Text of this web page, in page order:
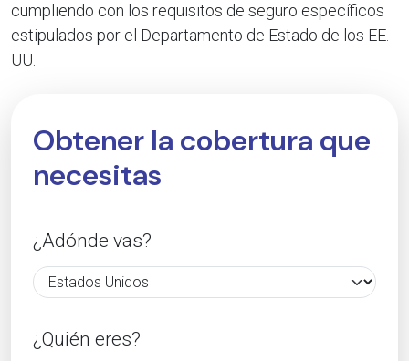
cumpliendo con los requisitos de seguro específicos
estipulados por el Departamento de Estado de los EE.
UU.
Obtener la cobertura que
necesitas
¿Adónde vas?
¿Quién eres?